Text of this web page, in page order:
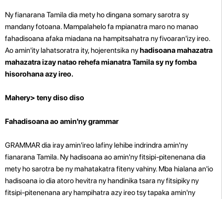
Ny fianarana Tamila dia mety ho dingana somary sarotra sy
mandany fotoana. Mampalahelo fa mpianatra maro no manao
fahadisoana afaka miadana na hampitsahatra ny fivoaran'izy ireo.
Ao amin'ity lahatsoratra ity, hojerentsika nyhadisoana mahazatra
mahazatraizay natao rehefa mianatra Tamila sy ny fomba
hisorohana azy ireo.
Mahery> teny diso diso
Fahadisoana ao amin'ny grammar
GRAMMAR dia iray amin'ireo lafiny lehibe indrindra amin'ny
fianarana Tamila. Ny hadisoana ao amin'ny fitsipi-pitenenana dia
mety ho sarotra be ny mahatakatra fiteny vahiny. Mba hialana an'io
hadisoana io dia atoro hevitra ny handinika tsara ny fitsipiky ny
fitsipi-pitenenana ary hampihatra azy ireo tsy tapaka amin'ny